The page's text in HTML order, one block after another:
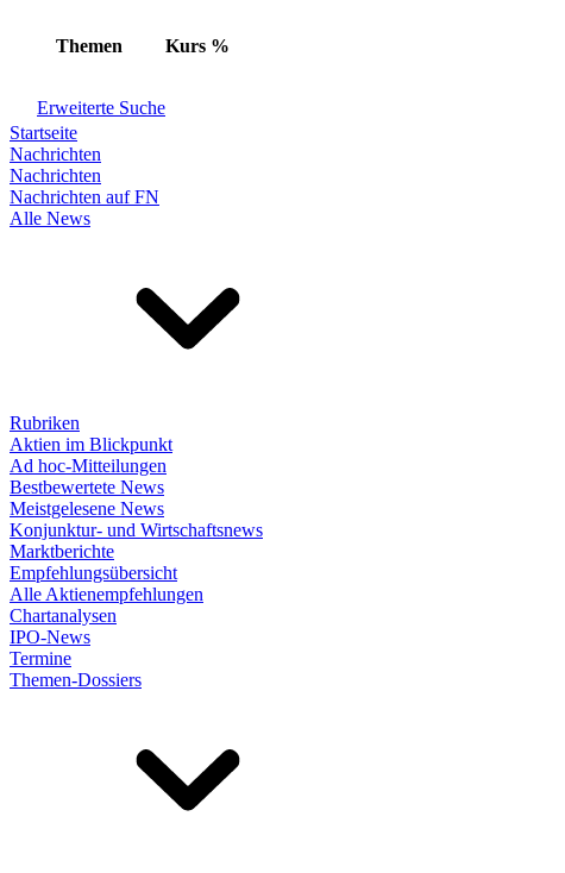
Themen Kurs %
Erweiterte Suche
Startseite
Nachrichten
Nachrichten
Nachrichten auf FN
Alle News
Rubriken
Aktien im Blickpunkt
Ad hoc-Mitteilungen
Bestbewertete News
Meistgelesene News
Konjunktur- und Wirtschaftsnews
Marktberichte
Empfehlungsübersicht
Alle Aktienempfehlungen
Chartanalysen
IPO-News
Termine
Themen-Dossiers